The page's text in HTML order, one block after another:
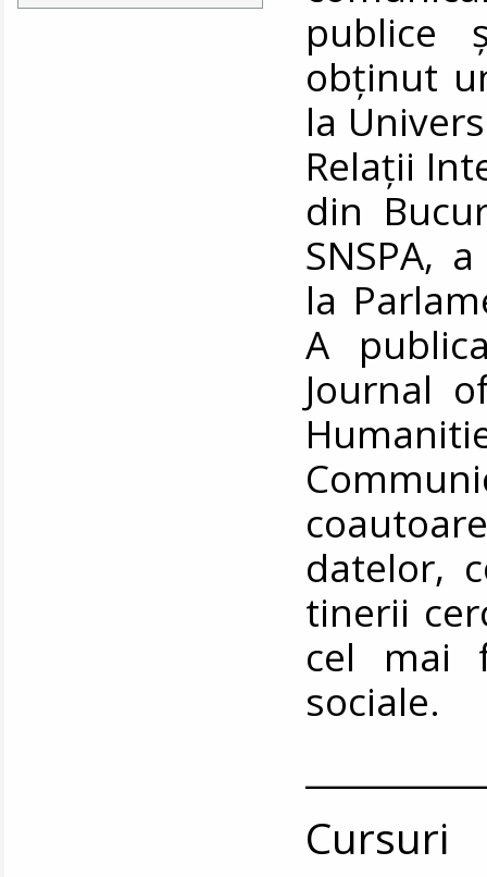
publice
obținut
la
Relații
din
SNSPA,
la
A
Journal
datelor,
tinerii
cel mai
sociale.
Cursuri